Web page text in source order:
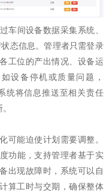
车间设备数据采集系统、
态信息。管理者只需登录
工位的产出情况、设备运
设备停机或质量问题，
统将信息推送至相关责任
可能迫使计划需要调整。
功能，支持管理者基于实
出现故障时，系统可以自
算工时与交期，确保整体